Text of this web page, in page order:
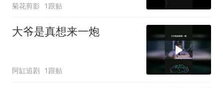
菊花剪影 1跟贴
大爷是真想来一炮
阿缸追剧 1跟贴